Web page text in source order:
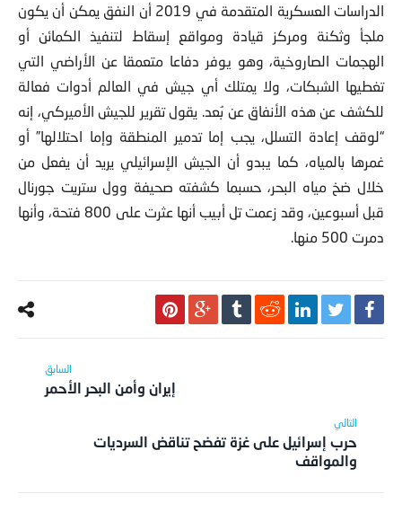
الدراسات العسكرية المتقدمة في 2019 أن النفق يمكن أن يكون
ملجأ وثكنة ومركز قيادة ومواقع إسقاط لتنفيذ الكمائن أو
الهجمات الصاروخية، وهو يوفر دفاعا متعمقا عن الأراضي التي
تغطيها الشبكات، ولا يمتلك أي جيش في العالم أدوات فعالة
للكشف عن هذه الأنفاق عن بُعد. يقول تقرير للجيش الأميركي، إنه
“لوقف إعادة التسلل، يجب إما تدمير المنطقة وإما احتلالها” أو
غمرها بالمياه، كما يبدو أن الجيش الإسرائيلي يريد أن يفعل من
خلال ضخ مياه البحر، حسبما كشفته صحيفة وول ستريت جورنال
قبل أسبوعين، وقد زعمت تل أبيب أنها عثرت على 800 فتحة، وأنها
دمرت 500 منها.
إيران وأمن البحر الأحمر
حرب إسرائيل على غزة تفضح تناقض السرديات
والمواقف